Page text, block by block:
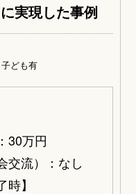
実現した事例
ども有
30万円
交流）：なし
時】